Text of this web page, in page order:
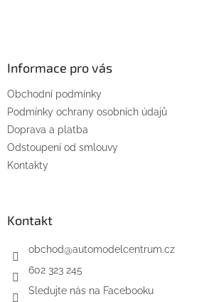
Informace pro vás
Obchodní podmínky
Podmínky ochrany osobních údajů
Doprava a platba
Odstoupení od smlouvy
Kontakty
Kontakt
obchod@automodelcentrum.cz
602 323 245
Sledujte nás na Facebooku